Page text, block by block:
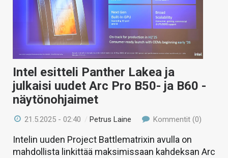
VAIHDA TEEMA
HAKU
Intel esitteli Panther Lakea ja
julkaisi uudet Arc Pro B50- ja B60 -
näytönohjaimet
21.5.2025 - 02:40 /Petrus Laine Kommentit (0)
Intelin uuden Project Battlematrixin avulla on
mahdollista linkittää maksimissaan kahdeksan Arc